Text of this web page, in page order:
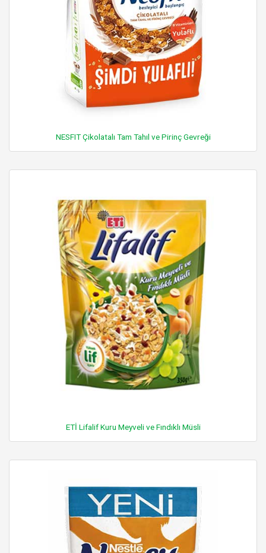
NESFIT Çikolatalı Tam Tahıl ve Pirinç Gevreği
ETİ Lifalif Kuru Meyveli ve Fındıklı Müsli